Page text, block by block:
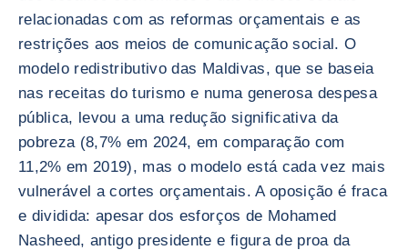
relacionadas com as reformas orçamentais e as
restrições aos meios de comunicação social. O
modelo redistributivo das Maldivas, que se baseia
nas receitas do turismo e numa generosa despesa
pública, levou a uma redução significativa da
pobreza (8,7% em 2024, em comparação com
11,2% em 2019), mas o modelo está cada vez mais
vulnerável a cortes orçamentais. A oposição é fraca
e dividida: apesar dos esforços de Mohamed
Nasheed, antigo presidente e figura de proa da